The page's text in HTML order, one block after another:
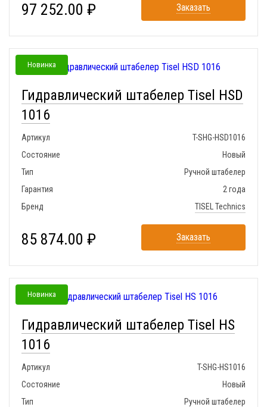
97 252.00 ₽ Заказать
Новинка
Гидравлический штабелер Tisel HSD
1016
Артикул
T-SHG-HSD1016
Состояние
Новый
Тип
Ручной штабелер
Гарантия
2 года
Бренд
TISEL Technics
85 874.00 ₽ Заказать
Новинка
Гидравлический штабелер Tisel HS
1016
Артикул
T-SHG-HS1016
Состояние
Новый
Тип
Ручной штабелер